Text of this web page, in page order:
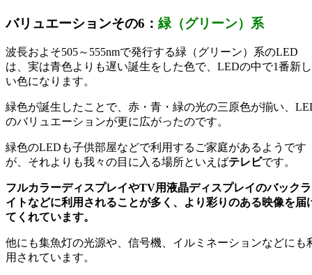
バリュエーションその6： 緑（グリーン）系
波長およそ505～555nmで発行する緑（グリーン）系のLED
は、実は青色よりも遅い誕生をした色で、LEDの中で1番新し
い色になります。
緑色が誕生したことで、赤・青・緑の光の三原色が揃い、
のバリュエーションが更に広がったのです。
緑色のLEDも子供部屋などで利用するご家庭があるようです
が、それよりも我々の目に入る場所といえばテレビです。
フルカラーディスプレイやTV用液晶ディスプレイのバックラ
イトなどに利用されることが多く、より彩りのある映像を届
てくれています。
他にも集魚灯の光源や、信号機、イルミネーションなどにも
用されています。